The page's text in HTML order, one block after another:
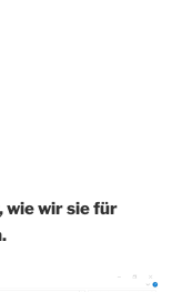
wie wir sie für